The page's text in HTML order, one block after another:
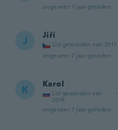
ongeveer 7 jaar geleden
J Jiří
Lid geworden van 2017
ongeveer 7 jaar geleden
K Karol
Lid geworden van
2018
·
ongeveer 7 jaar geleden